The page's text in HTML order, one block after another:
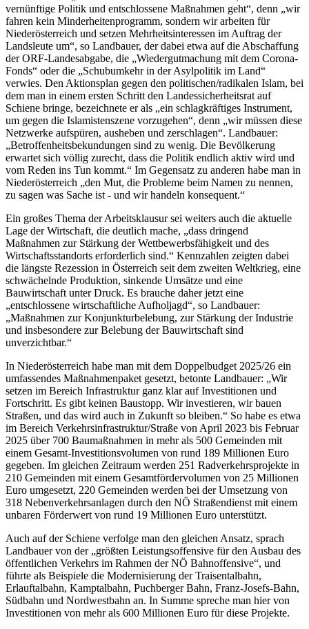
vernünftige Politik und entschlossene Maßnahmen geht“, denn „wir
fahren kein Minderheitenprogramm, sondern wir arbeiten für
Niederösterreich und setzen Mehrheitsinteressen im Auftrag der
Landsleute um“, so Landbauer, der dabei etwa auf die Abschaffung
der ORF-Landesabgabe, die „Wiedergutmachung mit dem Corona-
Fonds“ oder die „Schubumkehr in der Asylpolitik im Land“
verwies. Den Aktionsplan gegen den politischen/radikalen Islam, bei
dem man in einem ersten Schritt den Landessicherheitsrat auf
Schiene bringe, bezeichnete er als „ein schlagkräftiges Instrument,
um gegen die Islamistenszene vorzugehen“, denn „wir müssen diese
Netzwerke aufspüren, ausheben und zerschlagen“. Landbauer:
„Betroffenheitsbekundungen sind zu wenig. Die Bevölkerung
erwartet sich völlig zurecht, dass die Politik endlich aktiv wird und
vom Reden ins Tun kommt.“ Im Gegensatz zu anderen habe man in
Niederösterreich „den Mut, die Probleme beim Namen zu nennen,
zu sagen was Sache ist - und wir handeln konsequent.“
Ein großes Thema der Arbeitsklausur sei weiters auch die aktuelle
Lage der Wirtschaft, die deutlich mache, „dass dringend
Maßnahmen zur Stärkung der Wettbewerbsfähigkeit und des
Wirtschaftsstandorts erforderlich sind.“ Kennzahlen zeigten dabei
die längste Rezession in Österreich seit dem zweiten Weltkrieg, eine
schwächelnde Produktion, sinkende Umsätze und eine
Bauwirtschaft unter Druck. Es brauche daher jetzt eine
„entschlossene wirtschaftliche Aufholjagd“, so Landbauer:
„Maßnahmen zur Konjunkturbelebung, zur Stärkung der Industrie
und insbesondere zur Belebung der Bauwirtschaft sind
unverzichtbar.“
In Niederösterreich habe man mit dem Doppelbudget 2025/26 ein
umfassendes Maßnahmenpaket gesetzt, betonte Landbauer: „Wir
setzen im Bereich Infrastruktur ganz klar auf Investitionen und
Fortschritt. Es gibt keinen Baustopp. Wir investieren, wir bauen
Straßen, und das wird auch in Zukunft so bleiben.“ So habe es etwa
im Bereich Verkehrsinfrastruktur/Straße von April 2023 bis Februar
2025 über 700 Baumaßnahmen in mehr als 500 Gemeinden mit
einem Gesamt-Investitionsvolumen von rund 189 Millionen Euro
gegeben. Im gleichen Zeitraum werden 251 Radverkehrsprojekte in
210 Gemeinden mit einem Gesamtfördervolumen von 25 Millionen
Euro umgesetzt, 220 Gemeinden werden bei der Umsetzung von
318 Nebenverkehrsanlagen durch den NÖ Straßendienst mit einem
unbaren Förderwert von rund 19 Millionen Euro unterstützt.
Auch auf der Schiene verfolge man den gleichen Ansatz, sprach
Landbauer von der „größten Leistungsoffensive für den Ausbau des
öffentlichen Verkehrs im Rahmen der NÖ Bahnoffensive“, und
führte als Beispiele die Modernisierung der Traisentalbahn,
Erlauftalbahn, Kamptalbahn, Puchberger Bahn, Franz-Josefs-Bahn,
Südbahn und Nordwestbahn an. In Summe spreche man hier von
Investitionen von mehr als 600 Millionen Euro für diese Projekte.